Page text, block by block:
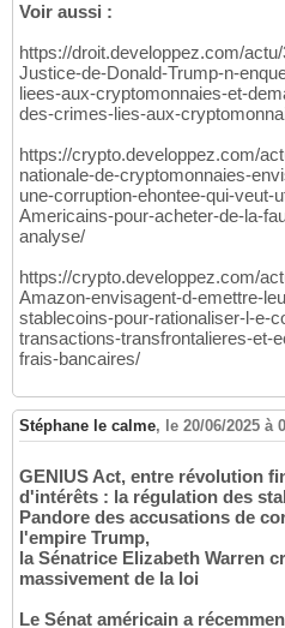
Voir aussi :
https://droit.developpez.com/
Justice-de-Donald-Trump-n-
liees-aux-cryptomonnaies-et-
des-crimes-lies-aux-
https://crypto.developpez.com/
nationale-de-cryptomonnaies-
une-corruption-ehontee-qui-veut-
Americains-pour-acheter-de-la-
analyse/
https://crypto.developpez.com/
Amazon-envisagent-d-emettre-
stablecoins-pour-rationaliser-l-e-
transactions-transfrontalieres-et-
frais-bancaires/
Stéphane le calme, le 20/06/2025 à
GENIUS Act, entre révolution
d'intérêts : la régulation des
Pandore des accusations de
l'empire Trump,
la Sénatrice Elizabeth Warren
massivement de la loi
Le Sénat américain a